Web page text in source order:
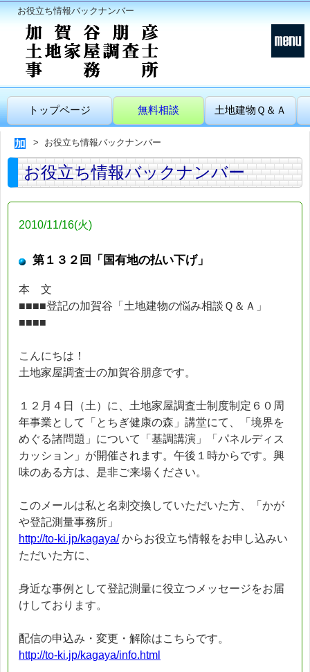
お役立ち情報バックナンバー
トップページ 無料相談 土地建物Ｑ＆Ａ
お役立ち情報バックナンバー
お役立ち情報バックナンバー
2010/11/16(火)
第１３２回「国有地の払い下げ」
本 文
■■■■登記の加賀谷「土地建物の悩み相談Ｑ＆Ａ」
■■■■
こんにちは！
土地家屋調査士の加賀谷朋彦です。
１２月４日（土）に、土地家屋調査士制度制定６０周
年事業として「とちぎ健康の森」講堂にて、「境界を
めぐる諸問題」について「基調講演」「パネルディス
カッション」が開催されます。午後１時からです。興
味のある方は、是非ご来場ください。
このメールは私と名刺交換していただいた方、「かが
や登記測量事務所」
http://to-ki.jp/kagaya/からお役立ち情報をお申し込みい
ただいた方に、
身近な事例として登記測量に役立つメッセージをお届
けしております。
配信の申込み・変更・解除はこちらです。
http://to-ki.jp/kagaya/info.html